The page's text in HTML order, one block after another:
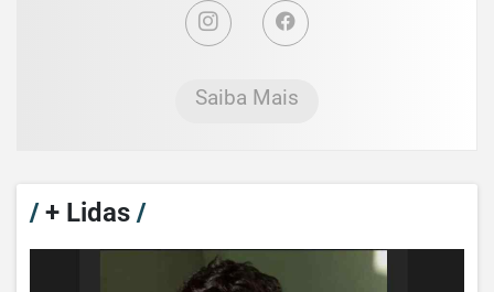
Saiba Mais
/+ Lidas /